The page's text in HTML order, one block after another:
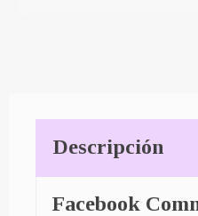
Descripción
Facebook